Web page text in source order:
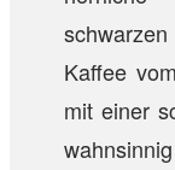
Kaffee
mit einer